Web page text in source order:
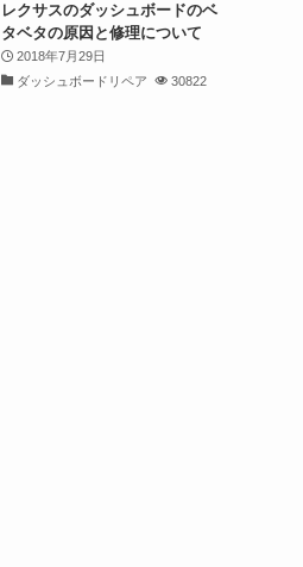
レクサスのダッシュボードのベ
タベタの原因と修理について
2018年7月29日
ダッシュボードリペア
30822